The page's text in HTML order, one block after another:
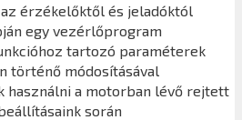
érzékelőktől és jeladóktól
egy vezérlőprogram
tartozó paraméterek
történő módosításával
használni a motorban lévő rejtett
során